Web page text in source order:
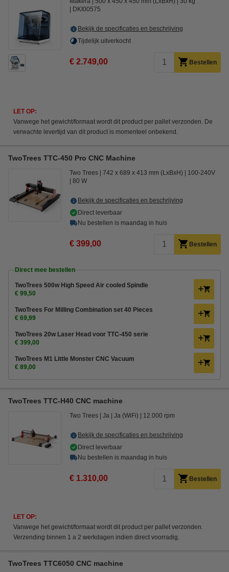
DKI00575
Bekijk de specificaties en beschrijving
Tijdelijk uitverkocht
€ 2.749,00 Bestellen
LET OP:
Vanwege het gewicht/formaat wordt dit product per pallet verzonden. De
verwachte levertijd van dit product is momenteel onbekend.
TwoTrees TTC-450 Pro CNC Machine
Two Trees 742 x 689 x 413 mm (LxBxH)
100-240V
80 W
Bekijk de specificaties en beschrijving
Direct leverbaar
Nu bestellen is maandag in huis
€ 399,00 Bestellen
Direct mee bestellen
TwoTrees 500w High Speed Air cooled Spindle
€ 99,50
TwoTrees For Milling Combination set 40 Pieces
€ 69,99
TwoTrees 20w Laser Head voor TTC-450 serie
€ 399,00
TwoTrees M1 Little Monster CNC Vacuum
€ 89,00
TwoTrees TTC-H40 CNC machine
Two Trees Ja Ja (WiFi) 12.000 rpm
Bekijk de specificaties en beschrijving
Direct leverbaar
Nu bestellen is maandag in huis
€ 1.310,00 Bestellen
LET OP:
Vanwege het gewicht/formaat wordt dit product per pallet verzonden.
Verzending binnen 1 a 2 werkdagen indien direct voorradig.
TwoTrees TTC6050 CNC machine